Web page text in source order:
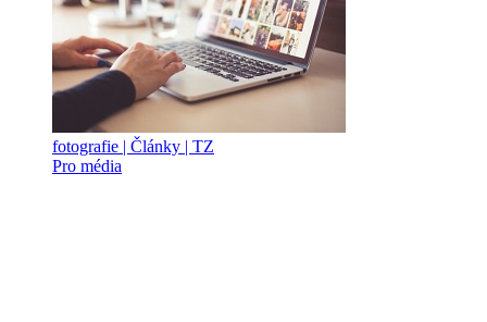
fotografie | Články | TZ
Pro média